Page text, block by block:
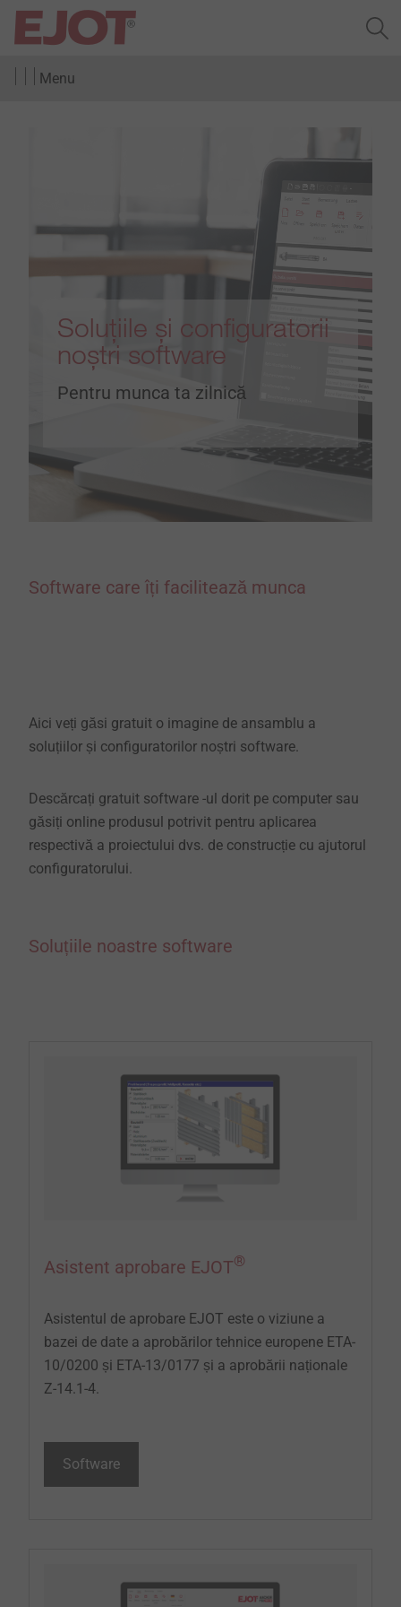
Menu
Soluțiile și configuratorii
noștri software
Pentru munca ta zilnică
Software care îți facilitează munca
Aici veți găsi gratuit o imagine de ansamblu a
soluțiilor și configuratorilor noștri software.
Descărcați gratuit software -ul dorit pe computer sau
găsiți online produsul potrivit pentru aplicarea
respectivă a proiectului dvs. de construcție cu ajutorul
configuratorului.
Soluțiile noastre software
Asistent aprobare EJOT®
Asistentul de aprobare EJOT este o viziune a
bazei de date a aprobărilor tehnice europene ETA-
10/0200 și ETA-13/0177 și a aprobării naționale
Z-14.1-4.
Software